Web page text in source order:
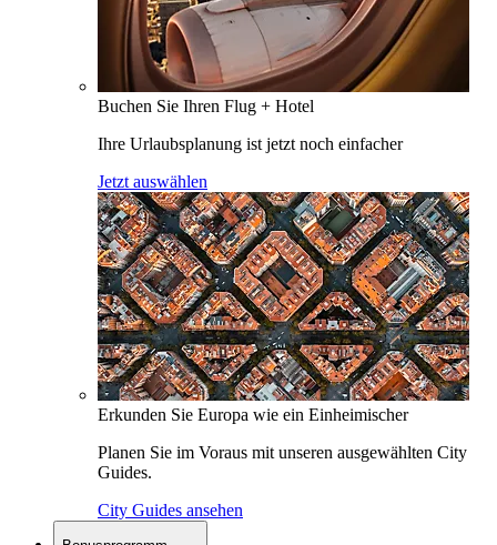
Buchen Sie Ihren Flug + Hotel
Ihre Urlaubsplanung ist jetzt noch einfacher
Jetzt auswählen
Erkunden Sie Europa wie ein Einheimischer
Planen Sie im Voraus mit unseren ausgewählten City
Guides.
City Guides ansehen